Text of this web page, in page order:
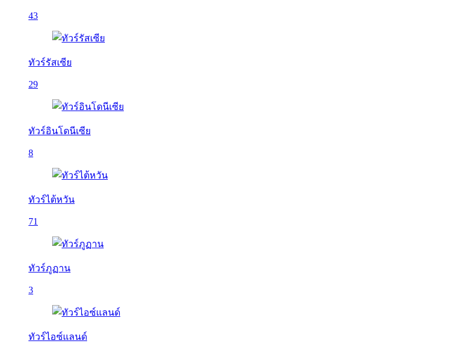
43
ทัวร์รัสเซีย
29
ทัวร์อินโดนีเซีย
8
ทัวร์ไต้หวัน
71
ทัวร์ภูฏาน
3
ทัวร์ไอซ์แลนด์